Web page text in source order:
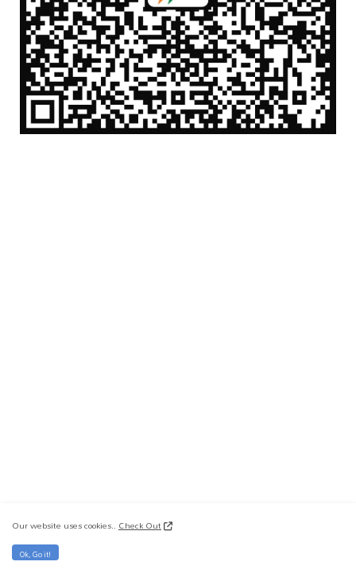
Our website uses cookies..Check Out
Ok, Go it!